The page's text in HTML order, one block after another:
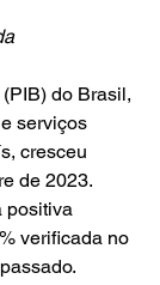
do Brasil,
serviços
cresceu
de 2023.
positiva
verificada no